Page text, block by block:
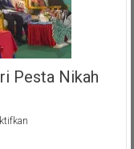
Pesta Nikah
pada